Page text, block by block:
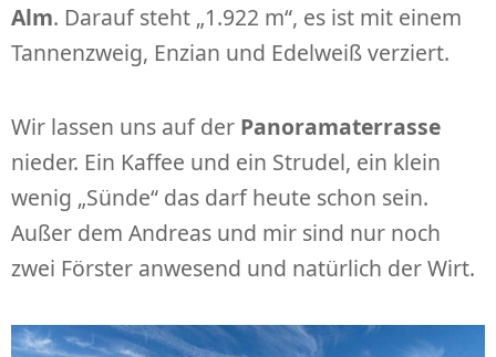
Alm. Darauf steht „1.922 m“, es ist mit einem
Tannenzweig, Enzian und Edelweiß verziert.
Wir lassen uns auf der Panoramaterrasse
nieder. Ein Kaffee und ein Strudel, ein klein
wenig „Sünde“ das darf heute schon sein.
Außer dem Andreas und mir sind nur noch
zwei Förster anwesend und natürlich der Wirt.